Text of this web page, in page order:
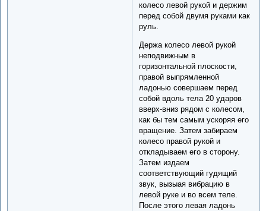
колесо левой рукой и держим
перед собой двумя руками как
руль.
Держа колесо левой рукой
неподвижным в
горизонтальной плоскости,
правой выпрямленной
ладонью совершаем перед
собой вдоль тела 20 ударов
вверх-вниз рядом с колесом,
как бы тем самым ускоряя его
вращение. Затем забираем
колесо правой рукой и
откладываем его в сторону.
Затем издаем
соответствующий гудящий
звук, вызыая вибрацию в
левой руке и во всем теле.
После этого левая ладонь